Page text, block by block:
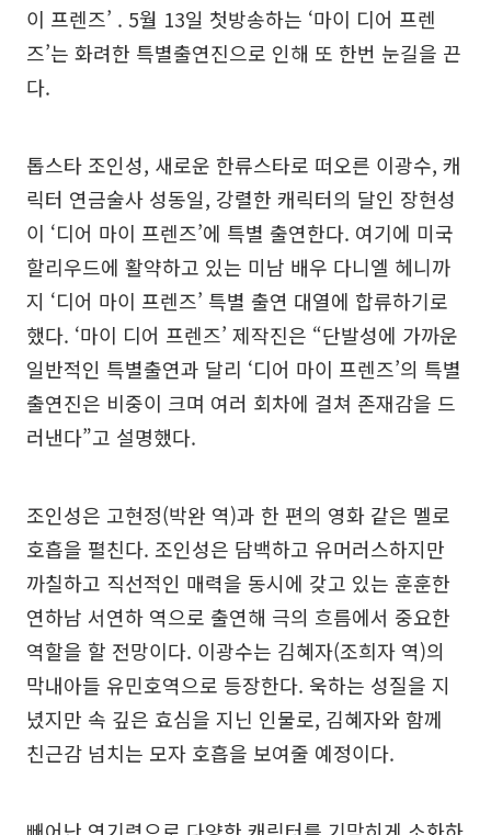
이 프렌즈’ . 5월 13일 첫방송하는 ‘마이 디어 프렌
즈’는 화려한 특별출연진으로 인해 또 한번 눈길을 끈
다.
톱스타 조인성, 새로운 한류스타로 떠오른 이광수, 캐
릭터 연금술사 성동일, 강렬한 캐릭터의 달인 장현성
이 ‘디어 마이 프렌즈’에 특별 출연한다. 여기에 미국
할리우드에 활약하고 있는 미남 배우 다니엘 헤니까
지 ‘디어 마이 프렌즈’ 특별 출연 대열에 합류하기로
했다. ‘마이 디어 프렌즈’ 제작진은 “단발성에 가까운
일반적인 특별출연과 달리 ‘디어 마이 프렌즈’의 특별
출연진은 비중이 크며 여러 회차에 걸쳐 존재감을 드
러낸다”고 설명했다.
조인성은 고현정(박완 역)과 한 편의 영화 같은 멜로
호흡을 펼친다. 조인성은 담백하고 유머러스하지만
까칠하고 직선적인 매력을 동시에 갖고 있는 훈훈한
연하남 서연하 역으로 출연해 극의 흐름에서 중요한
역할을 할 전망이다. 이광수는 김혜자(조희자 역)의
막내아들 유민호역으로 등장한다. 욱하는 성질을 지
녔지만 속 깊은 효심을 지닌 인물로, 김혜자와 함께
친근감 넘치는 모자 호흡을 보여줄 예정이다.